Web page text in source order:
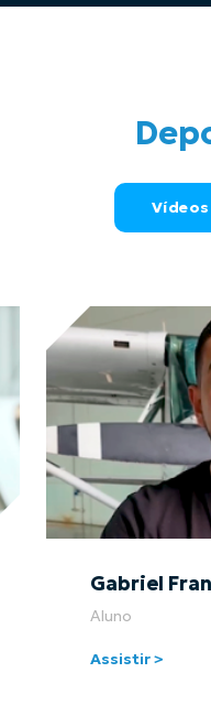
Vídeos
Gabriel
Aluno
Assistir >